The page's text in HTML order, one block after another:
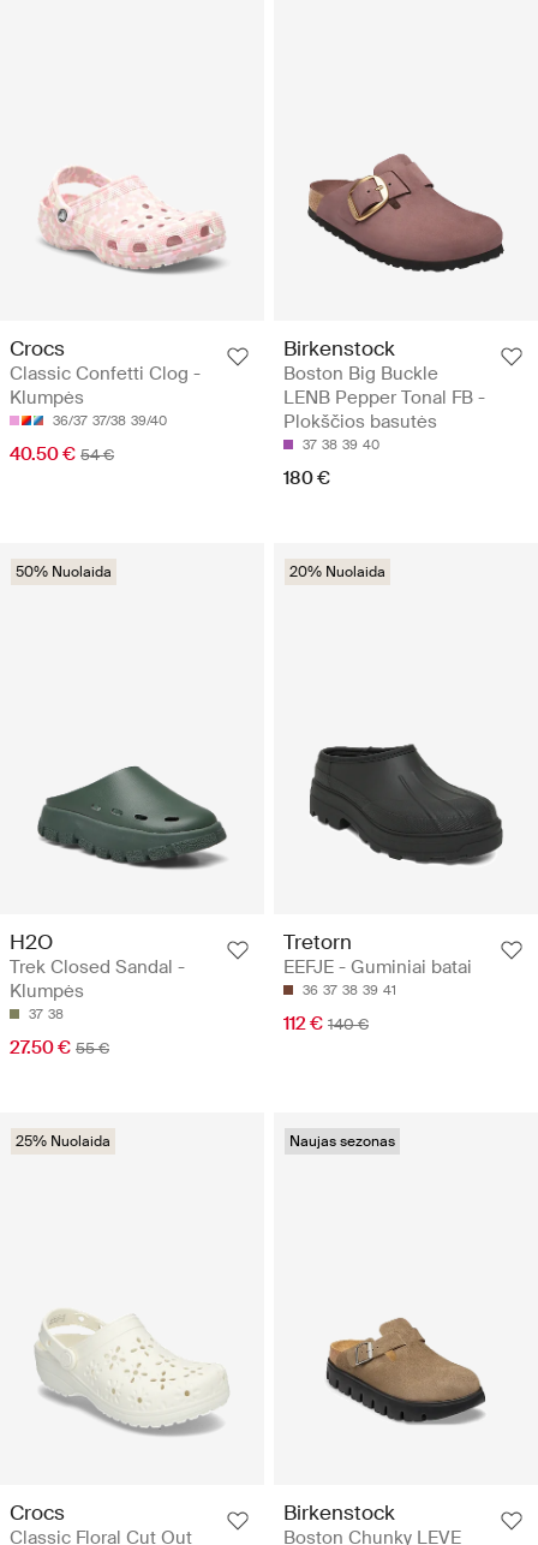
Crocs
Classic Confetti Clog -
Klumpės
36/37 37/38 39/40
40.50 € 54 €
Birkenstock
Boston Big Buckle
LENB Pepper Tonal FB -
Plokščios basutės
37 38 39 40
180 €
50% Nuolaida
H2O
Trek Closed Sandal -
Klumpės
37 38
27.50 € 55 €
20% Nuolaida
Tretorn
EEFJE - Guminiai batai
36 37 38 39 41
112 € 140 €
25% Nuolaida
Crocs
Classic Floral Cut Out
Naujas sezonas
Birkenstock
Boston Chunky LEVE